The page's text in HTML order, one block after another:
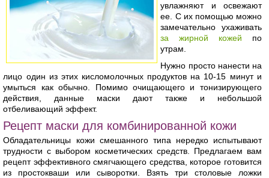
увлажняют и освежают
ее. С их помощью можно
замечательно ухаживать
за жирной кожей по
утрам.
Нужно просто нанести на
лицо один из этих кисломолочных продуктов на 10-15 минут и
умыться как обычно. Помимо очищающего и тонизирующего
действия, данные маски дают также и небольшой
отбеливающий эффект.
Рецепт маски для комбинированной кожи
Обладательницы кожи смешанного типа нередко испытывают
трудности с выбором косметических средств. Предлагаем вам
рецепт эффективного смягчающего средства, которое готовится
из простокваши или сыворотки. Взять три столовые ложки